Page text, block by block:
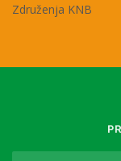
Združenja KNB